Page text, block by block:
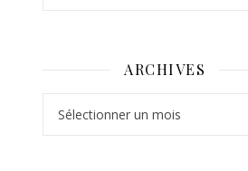
ARCHIVES